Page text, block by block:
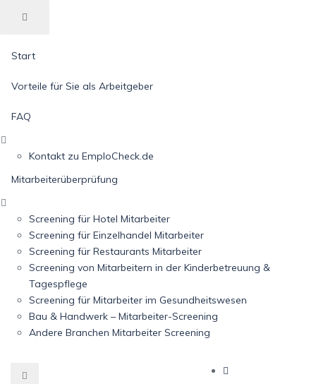
Start
Vorteile für Sie als Arbeitgeber
FAQ
Kontakt zu EmploCheck.de
Mitarbeiterüberprüfung
Screening für Hotel Mitarbeiter
Screening für Einzelhandel Mitarbeiter
Screening für Restaurants Mitarbeiter
Screening von Mitarbeitern in der Kinderbetreuung &
Tagespflege
Screening für Mitarbeiter im Gesundheitswesen
Bau & Handwerk – Mitarbeiter-Screening
Andere Branchen Mitarbeiter Screening